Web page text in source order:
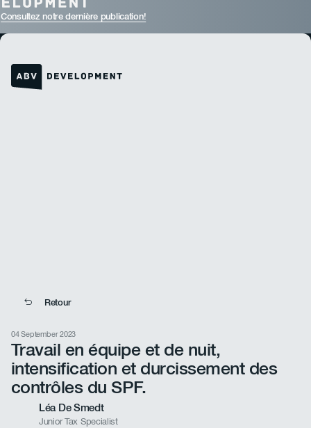
Consultez notre dernière publication!
Retour
04 September 2023
Travail en équipe et de nuit,
intensification et durcissement des
contrôles du SPF.
Léa De Smedt
Junior Tax Specialist